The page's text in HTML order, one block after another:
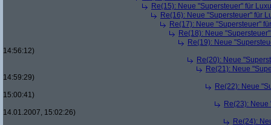
Re(15): Neue "Supersteuer" für
Re(16): Neue "Supersteuer" für
Re(17): Neue "Supersteuer"
Re(18): Neue
Re(19): Neue
14:56:12)
Re(20): Neue
Re(21): Neue
14:59:29)
Re(22): Neue
15:00:41)
Re(23):
14.01.2007, 15:02:26)
Re(24):